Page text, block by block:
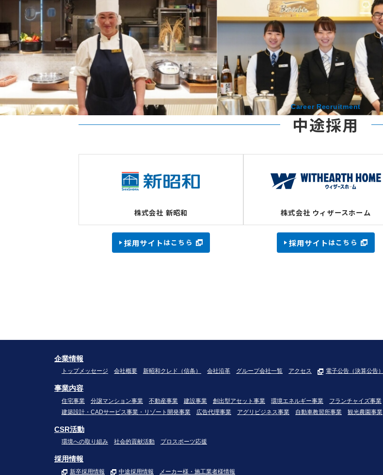
株式会社 新昭和
採用サイトはこちら
株式会社 ウィザースホーム
採用サイトはこちら
Career Recruitment
中途採用
株式会社 新昭和
採用サイトはこちら
株式会社 ウィザースホーム
採用サイトはこちら
企業情報
トップメッセージ 会社概要 新昭和クレド（信条） 会社沿革 グループ会社一覧 アクセス 電子公告（決算公告）
事業内容
住宅事業 分譲マンション事業 不動産事業 建設事業 創出型アセット事業 環境エネルギー事業 フランチャイズ事業
建築設計・CADサービス事業・リゾート開発事業
広告代理事業 アグリビジネス事業 自動車教習所事業 観光農園事業
CSR活動
環境への取り組み 社会的貢献活動 プロスポーツ応援
採用情報
新卒採用情報 中途採用情報 メーカー様・施工業者様情報